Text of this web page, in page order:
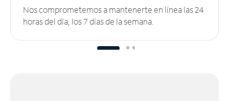
Nos comprometemos a mantenerte en línea las 24
horas del día, los 7 días de la semana.